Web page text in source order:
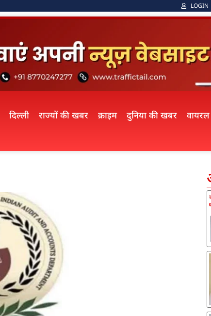
LOGIN
दिल्ली राज्यों की खबर क्राइम दुनिया की खबर